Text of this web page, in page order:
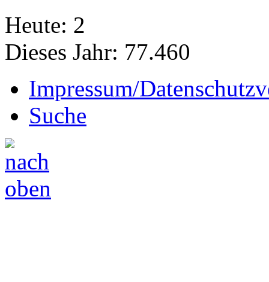
Heute: 2
Dieses Jahr: 77.460
Impressum/
Suche